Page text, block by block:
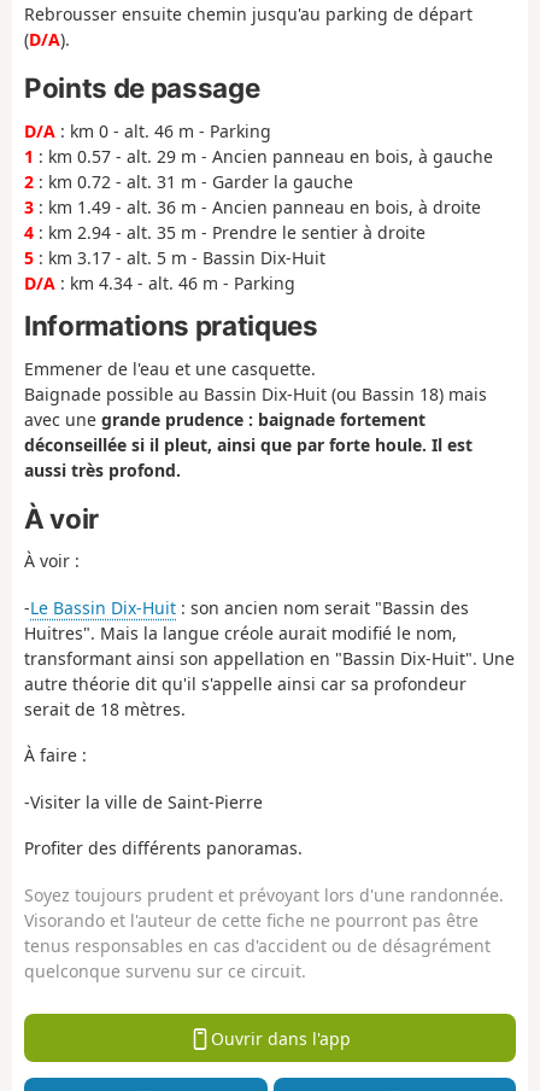
Rebrousser ensuite chemin jusqu'au parking de départ
(D/A).
Points de passage
D/A : km 0 - alt. 46 m - Parking
1 : km 0.57 - alt. 29 m - Ancien panneau en bois, à gauche
2 : km 0.72 - alt. 31 m - Garder la gauche
3 : km 1.49 - alt. 36 m - Ancien panneau en bois, à droite
4 : km 2.94 - alt. 35 m - Prendre le sentier à droite
5 : km 3.17 - alt. 5 m - Bassin Dix-Huit
D/A : km 4.34 - alt. 46 m - Parking
Informations pratiques
Emmener de l'eau et une casquette.
Baignade possible au Bassin Dix-Huit (ou Bassin 18) mais
avec une grande prudence : baignade fortement
déconseillée si il pleut, ainsi que par forte houle. Il est
aussi très profond.
À voir
À voir :
-Le Bassin Dix-Huit : son ancien nom serait "Bassin des
Huitres". Mais la langue créole aurait modifié le nom,
transformant ainsi son appellation en "Bassin Dix-Huit". Une
autre théorie dit qu'il s'appelle ainsi car sa profondeur
serait de 18 mètres.
À faire :
-Visiter la ville de Saint-Pierre
Profiter des différents panoramas.
Soyez toujours prudent et prévoyant lors d'une randonnée.
Visorando et l'auteur de cette fiche ne pourront pas être
tenus responsables en cas d'accident ou de désagrément
quelconque survenu sur ce circuit.
Ouvrir dans l'app